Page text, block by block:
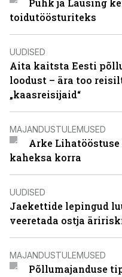
Puhk ja Lausing
toidutöösturiteks
UUDISED
Aita kaitsta Eesti
loodust – ära too
„kaasreisijaid“
MAJANDUSTULEMUSED
Arke
kaheksa korra
UUDISED
Jaekettide lepingud
veeretada ostja
MAJANDUSTULEMUSED
Põllumajanduse